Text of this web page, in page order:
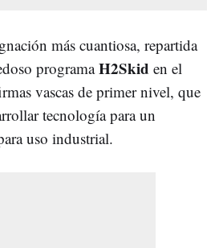
más cuantiosa, repartida
programaH2Skid en el
vascas de primer nivel, que
tecnología para un
uso industrial.